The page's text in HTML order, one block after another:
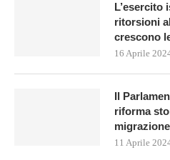
L’esercito
ritorsioni
crescono
16 Aprile
Il
riforma
migrazione
11 Aprile